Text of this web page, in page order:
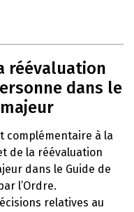
réévaluation
dans le
complémentaire à la
de la réévaluation
dans le Guide de
l’Ordre.
relatives au